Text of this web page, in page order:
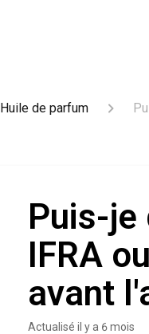
Huile de parfum
Puis-je
IFRA
avant
Actualisé il y a 6 mois